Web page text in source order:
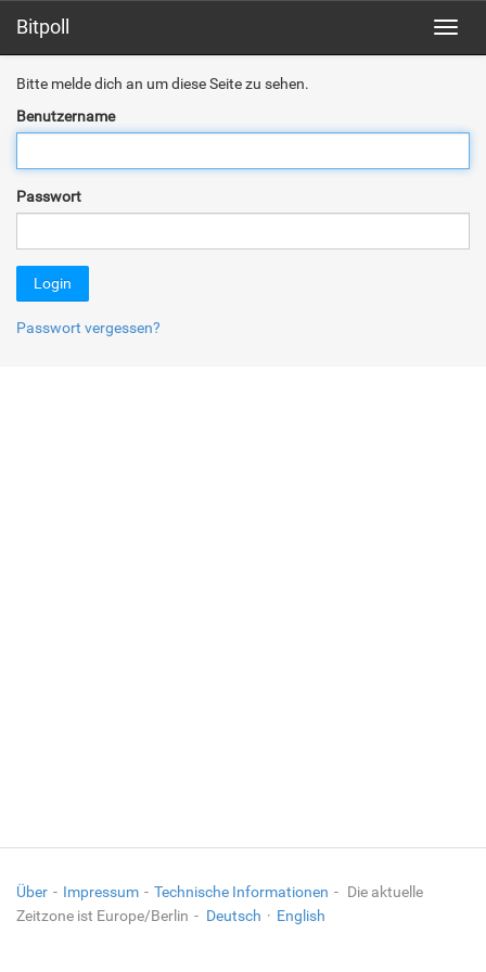
Bitpoll
Bitte melde dich an um diese Seite zu sehen.
Benutzername
Passwort
Login
Passwort vergessen?
Über Impressum Technische Informationen
Die aktuelle
Zeitzone ist Europe/Berlin
Deutsch · English